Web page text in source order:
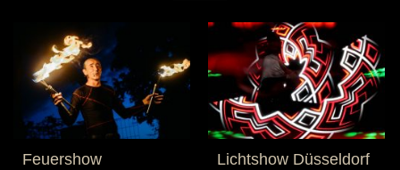
Feuershow
Lichtshow Düsseldorf